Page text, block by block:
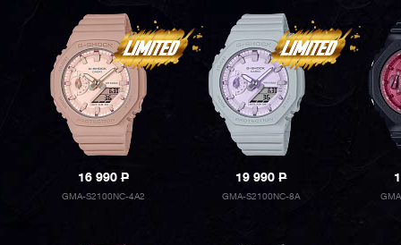
16 990P
GMA-S2100NC-4A2
19 990P
GMA-S2100NC-8A